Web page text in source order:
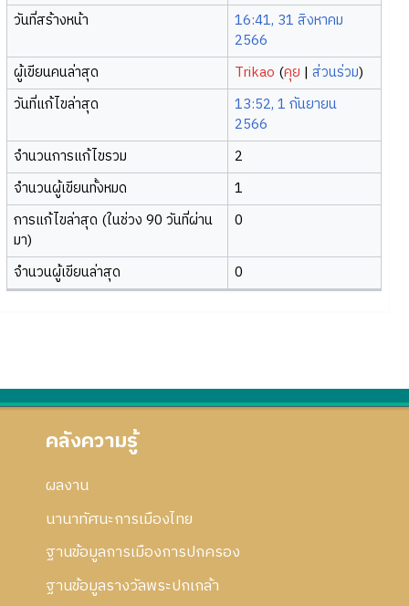
วันที่สร้างหน้า
16:41, 31 สิงหาคม
2566
ผู้เขียนคนล่าสุด
Trikao (คุย |ส่วนร่วม)
วันที่แก้ไขล่าสุด
13:52, 1 กันยายน
2566
จำนวนการแก้ไขรวม
2
จำนวนผู้เขียนทั้งหมด
1
การแก้ไขล่าสุด (ในช่วง 90 วันที่ผ่าน
มา)
0
จำนวนผู้เขียนล่าสุด 0
คลังความรู้
ผลงาน
นานาทัศนะการเมืองไทย
ฐานข้อมูลการเมืองการปกครอง
ฐานข้อมูลรางวัลพระปกเกล้า